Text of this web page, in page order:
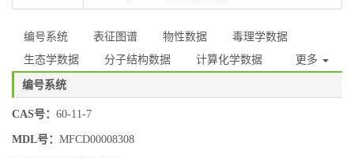
编号系统 表征图谱 物性数据
毒理学数据
生态学数据
分子结构数据 计算化学数据 更多
编号系统
CAS号： 60-11-7
MDL号： MFCD00008308